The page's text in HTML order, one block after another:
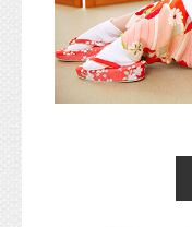
こ〜んな感じで
5歳の七五三で
お2人の成長記念
https://
ご予約受付中
9月末〜10月頭
また9月23日〜
ご注意くださ
もっと増やして